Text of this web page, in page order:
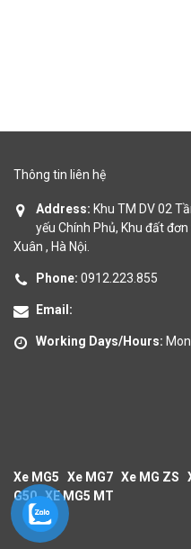
Thông tin liên hệ
Address: Khu TM DV 02
yếu Chính Phủ, Khu đất
Xuân , Hà Nội.
Phone: 0912.223.855
Email:
Working Days/Hours:
Xe MG5 Xe MG7 Xe MG ZS
G50 XE MG5 MT